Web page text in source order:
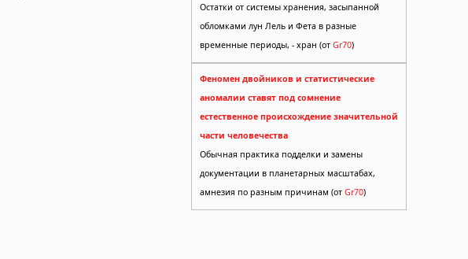
Остатки от системы хранения, засыпанной
обломками лун Лель и Фета в разные
временные периоды, - хран (от Gr70)
Феномен двойников и статистические
аномалии ставят под сомнение
естественное происхождение значительной
части человечества
Обычная практика подделки и замены
документации в планетарных масштабах,
амнезия по разным причинам (от Gr70)